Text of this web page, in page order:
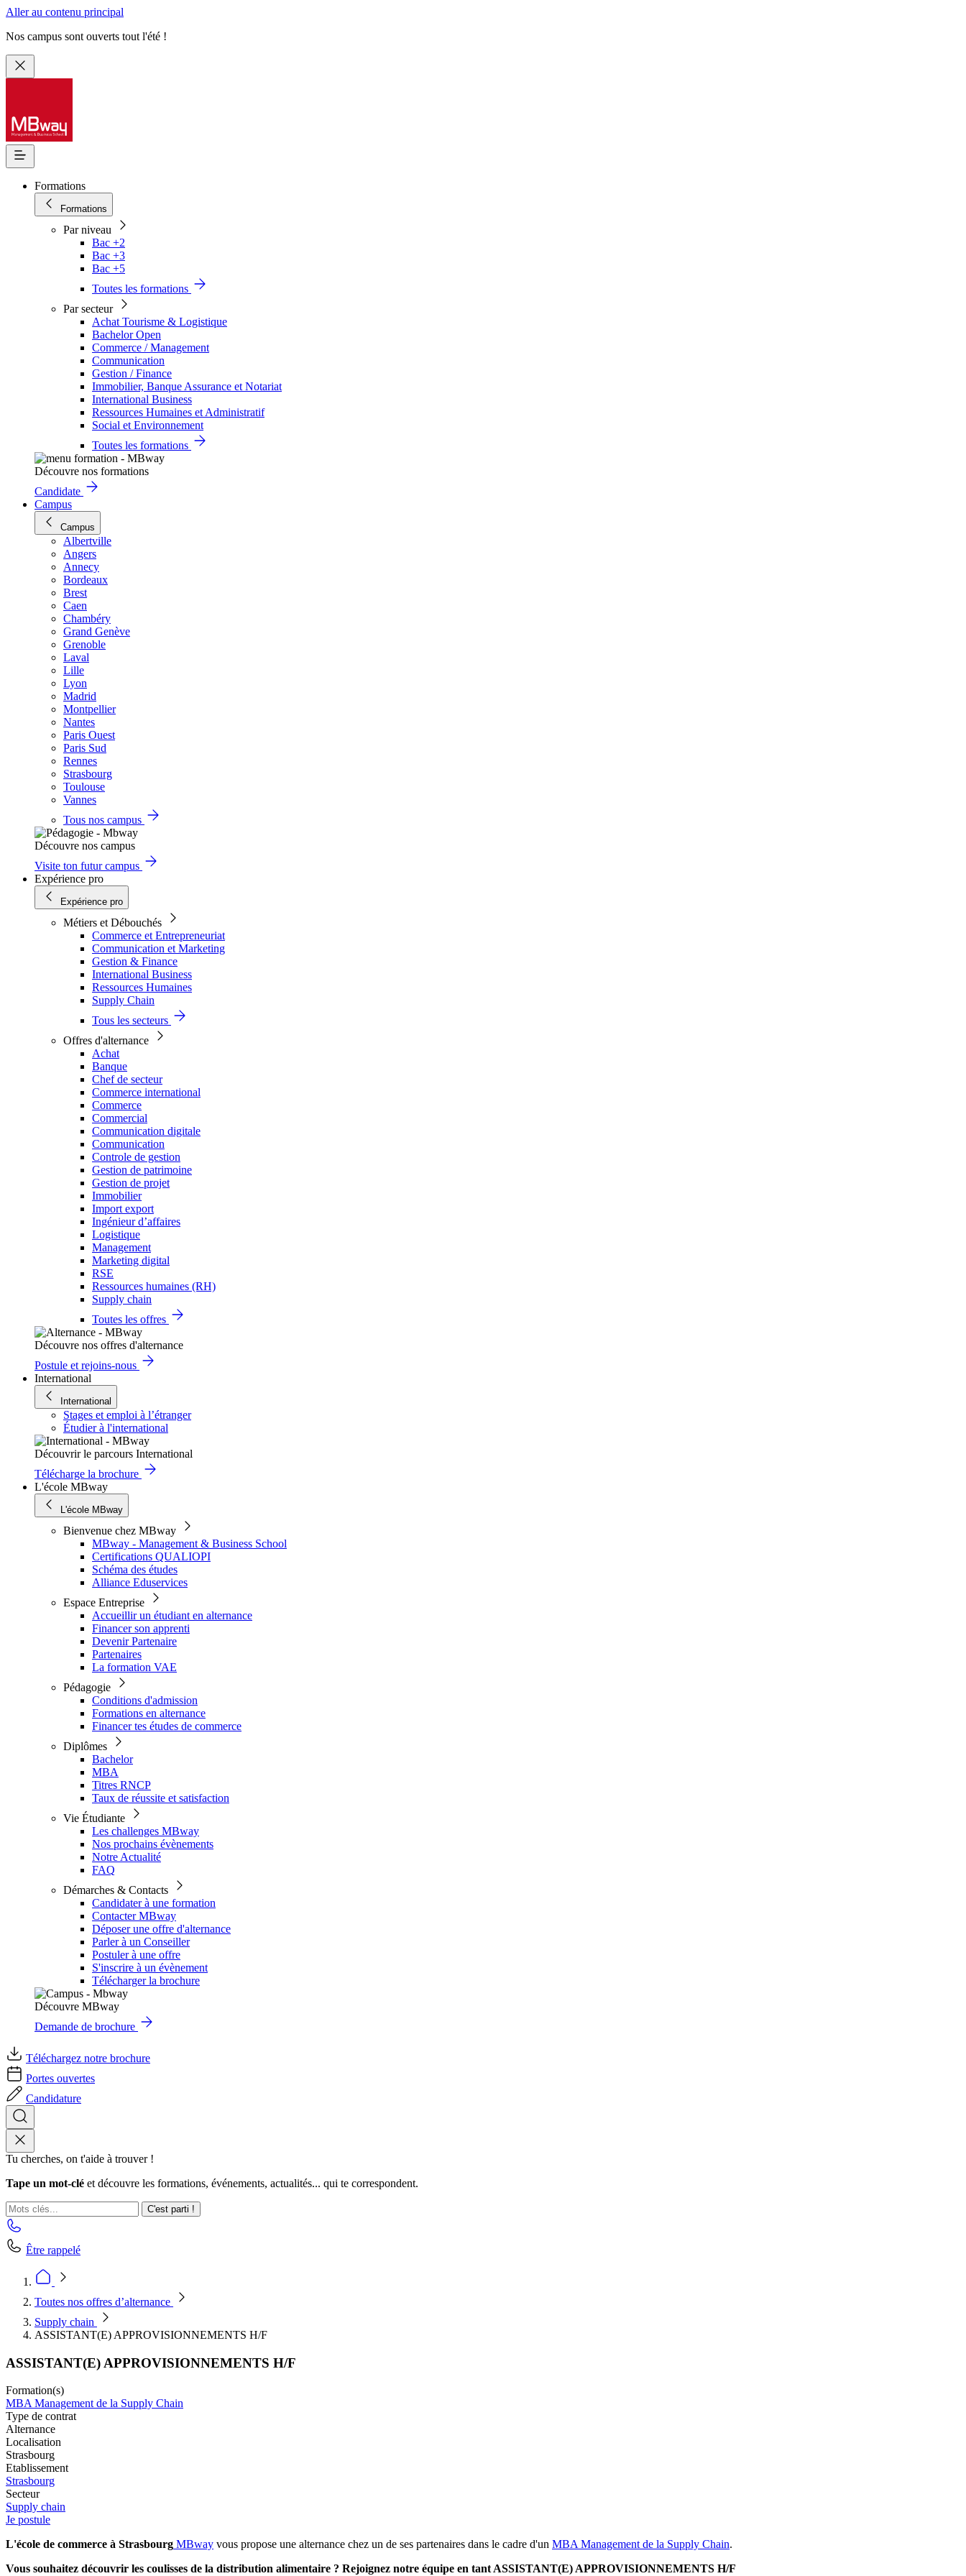
Aller au contenu principal
Nos campus sont ouverts tout l'été !
Formations
Formations
Par niveau
Bac +2
Bac +3
Bac +5
Toutes les formations
Par secteur
Achat Tourisme & Logistique
Bachelor Open
Commerce / Management
Communication
Gestion / Finance
Immobilier, Banque Assurance et Notariat
International Business
Ressources Humaines et Administratif
Social et Environnement
Toutes les formations
Découvre nos formations
Candidate
Campus
Campus
Albertville
Angers
Annecy
Bordeaux
Brest
Caen
Chambéry
Grand Genève
Grenoble
Laval
Lille
Lyon
Madrid
Montpellier
Nantes
Paris Ouest
Paris Sud
Rennes
Strasbourg
Toulouse
Vannes
Tous nos campus
Découvre nos campus
Visite ton futur campus
Expérience pro
Expérience pro
Métiers et Débouchés
Commerce et Entrepreneuriat
Communication et Marketing
Gestion & Finance
International Business
Ressources Humaines
Supply Chain
Tous les secteurs
Offres d'alternance
Achat
Banque
Chef de secteur
Commerce international
Commerce
Commercial
Communication digitale
Communication
Controle de gestion
Gestion de patrimoine
Gestion de projet
Immobilier
Import export
Ingénieur d’affaires
Logistique
Management
Marketing digital
RSE
Ressources humaines (RH)
Supply chain
Toutes les offres
Découvre nos offres d'alternance
Postule et rejoins-nous
International
International
Stages et emploi à l’étranger
Étudier à l'international
Découvrir le parcours International
Télécharge la brochure
L'école MBway
L'école MBway
Bienvenue chez MBway
MBway - Management & Business School
Certifications QUALIOPI
Schéma des études
Alliance Eduservices
Espace Entreprise
Accueillir un étudiant en alternance
Financer son apprenti
Devenir Partenaire
Partenaires
La formation VAE
Pédagogie
Conditions d'admission
Formations en alternance
Financer tes études de commerce
Diplômes
Bachelor
MBA
Titres RNCP
Taux de réussite et satisfaction
Vie Étudiante
Les challenges MBway
Nos prochains évènements
Notre Actualité
FAQ
Démarches & Contacts
Candidater à une formation
Contacter MBway
Déposer une offre d'alternance
Parler à un Conseiller
Postuler à une offre
S'inscrire à un évènement
Télécharger la brochure
Découvre MBway
Demande de brochure
Téléchargez notre brochure
Portes ouvertes
Candidature
Tu cherches, on t'aide à trouver !
Tape un mot-clé et découvre les formations, événements, actualités... qui te correspondent.
C'est parti !
Être rappelé
Toutes nos offres d’alternance
Supply chain
ASSISTANT(E) APPROVISIONNEMENTS H/F
ASSISTANT(E) APPROVISIONNEMENTS H/F
Formation(s)
MBA Management de la Supply Chain
Type de contrat
Alternance
Localisation
Strasbourg
Etablissement
Strasbourg
Secteur
Supply chain
Je postule
L'école de commerce à Strasbourg MBway vous propose une alternance chez un de ses partenaires dans le cadre d'un MBA Management de la Supply Chain.
Vous souhaitez découvrir les coulisses de la distribution alimentaire ? Rejoignez notre équipe en tant ASSISTANT(E) APPROVISIONNEMENTS H/F